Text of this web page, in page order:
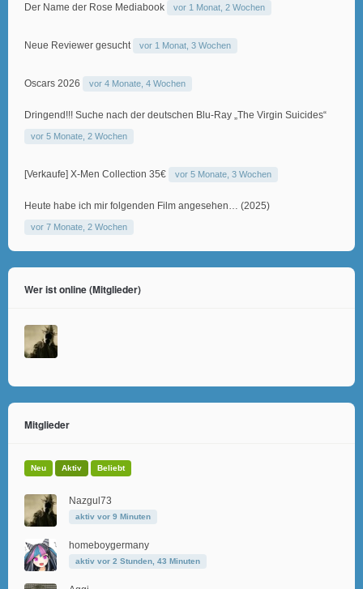
Der Name der Rose Mediabook vor 1 Monat, 2 Wochen
Neue Reviewer gesucht vor 1 Monat, 3 Wochen
Oscars 2026 vor 4 Monate, 4 Wochen
Dringend!!! Suche nach der deutschen Blu-Ray „The Virgin Suicides“
vor 5 Monate, 2 Wochen
[Verkaufe] X-Men Collection 35€ vor 5 Monate, 3 Wochen
Heute habe ich mir folgenden Film angesehen… (2025)
vor 7 Monate, 2 Wochen
Wer ist online (Mitglieder)
Mitglieder
Neu Aktiv Beliebt
Nazgul73
aktiv vor 9 Minuten
homeboygermany
aktiv vor 2 Stunden, 43 Minuten